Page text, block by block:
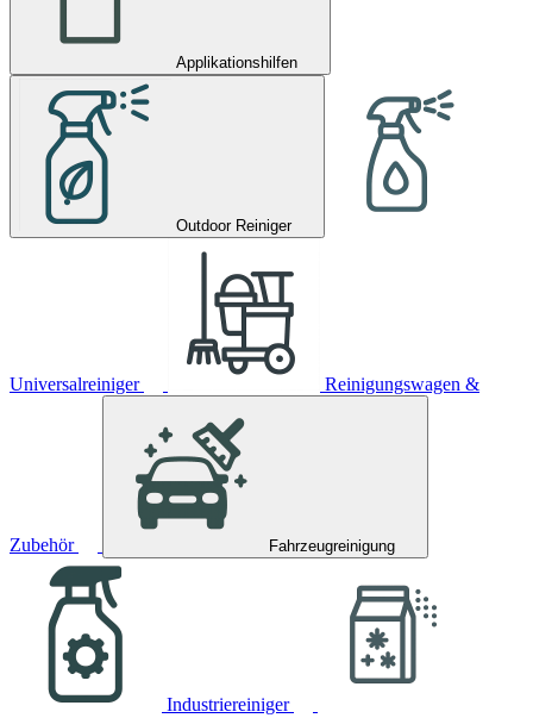
Applikationshilfen
Outdoor Reiniger
Universalreiniger Reinigungswagen &
Zubehör Fahrzeugreinigung
Industriereiniger